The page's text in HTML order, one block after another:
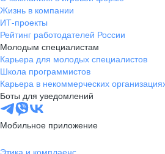
Жизнь в компании
ИТ-проекты
Рейтинг работодателей России
Молодым специалистам
Карьера для молодых специалистов
Школа программистов
Карьера в некоммерческих
Боты для уведомлений
Мобильное приложение